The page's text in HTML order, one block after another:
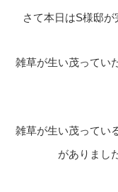
さて本日はS様邸が
雑草が生い茂ってい
雑草が生い茂ってい
がありまし